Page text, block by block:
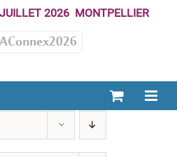
2026 MONTPELLIER